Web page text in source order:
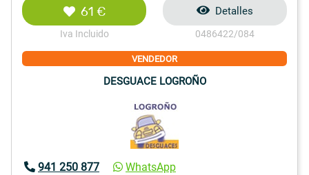
61 €
Iva Incluido
Detalles
0486422/084
VENDEDOR
DESGUACE LOGROÑO
941 250 877
WhatsApp